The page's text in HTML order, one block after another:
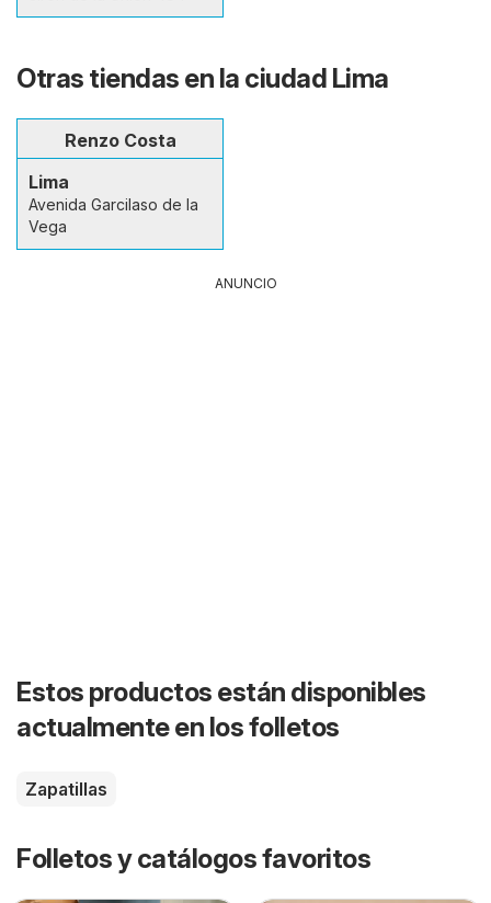
Otras tiendas en la ciudad Lima
Renzo Costa
Lima
Avenida Garcilaso de la
Vega
ANUNCIO
Estos productos están disponibles
actualmente en los folletos
Zapatillas
Folletos y catálogos favoritos